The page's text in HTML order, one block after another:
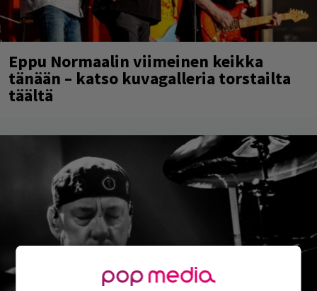
Eppu Normaalin viimeinen keikka
tänään – katso kuvagalleria torstailta
täältä